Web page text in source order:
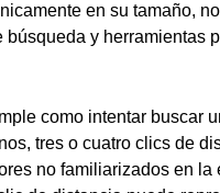
en su tamaño,
búsqueda y herramientas
como intentar buscar
tres o cuatro clics de
no familiarizados en